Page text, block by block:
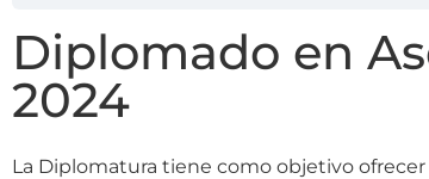
Diplomado en
2024
La Diplomatura tiene como objetivo